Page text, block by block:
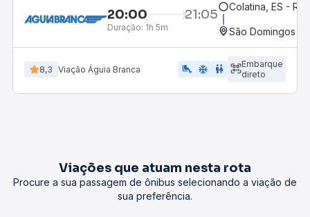
20:00 21:05
Duração: 1h 5m
Colatina, ES -
São Domingos
8,3 Viação Águia Branca airline_seat_legroom_extra ac_unit WC
Embarque
direto
Viações que atuam nesta rota
Procure a sua passagem de ônibus selecionando a viação de
sua preferência.